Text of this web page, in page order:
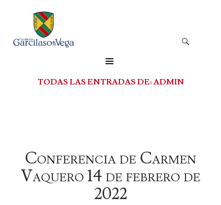
CONTENIDO
TODAS LAS ENTRADAS DE: ADMIN
Conferencia de Carmen
Vaquero 14 de febrero de
2022